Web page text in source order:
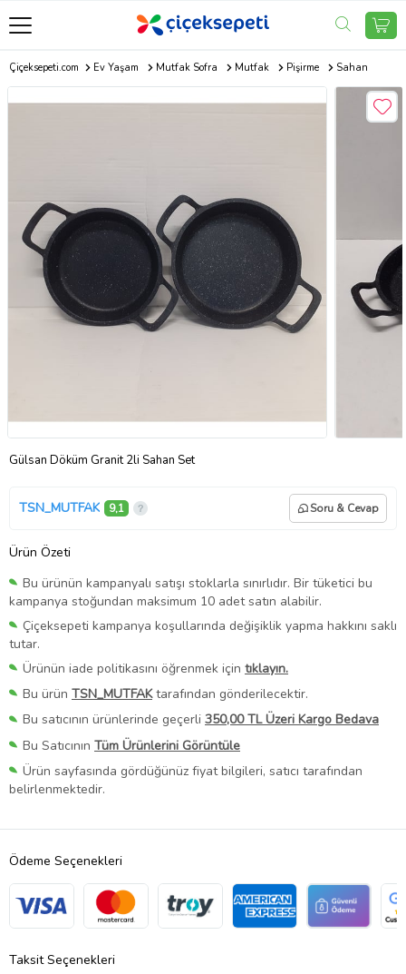
Çiçeksepeti.com Ev Yaşam Mutfak Sofra Mutfak Pişirme Sahan
Gülsan Döküm Granit 2li Sahan Set
TSN_MUTFAK 9,1 Soru & Cevap
Ürün Özeti
Bu ürünün kampanyalı satışı stoklarla sınırlıdır. Bir tüketici bu
kampanya stoğundan maksimum 10 adet satın alabilir.
Çiçeksepeti kampanya koşullarında değişiklik yapma hakkını saklı
tutar.
Ürünün iade politikasını öğrenmek için tıklayın.
Bu ürün TSN_MUTFAKtarafından gönderilecektir.
Bu satıcının ürünlerinde geçerli 350,00 TL Üzeri Kargo Bedava
Bu Satıcının Tüm Ürünlerini Görüntüle
Ürün sayfasında gördüğünüz fiyat bilgileri, satıcı tarafından
belirlenmektedir.
Ödeme Seçenekleri
Taksit Seçenekleri